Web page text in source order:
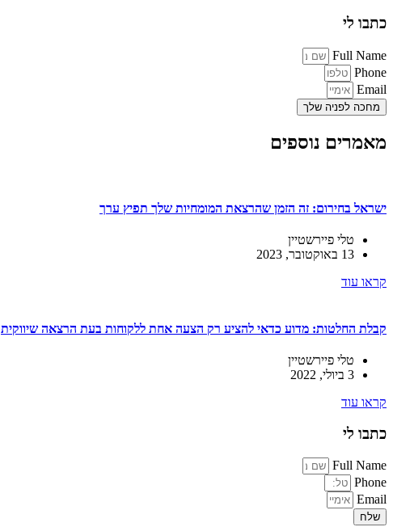
כתבו לי
Full Name
Phone
Email
מחכה לפניה שלך
מאמרים נוספים
ישראל בחירום: זה הזמן שהרצאת המומחיות שלך תפיץ ערך
טלי פיירשטיין
13 באוקטובר, 2023
קראו עוד
קבלת החלטות: מדוע כדאי להציע רק הצעה אחת ללקוחות בעת הרצאה שיווקית
טלי פיירשטיין
3 ביולי, 2022
קראו עוד
כתבו לי
Full Name
Phone
Email
שלח